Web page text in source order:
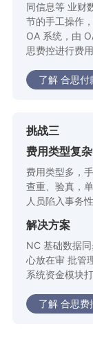
同信息等 业财
节的手工操作
OA 系统，由
思费控进行费用
了解 合思付
挑战三
费用类型复
费用类型多，
查重、验真，
人员陷入事务
解决方案
NC 基础数据
心放在审 批管
系统资金模块
了解 合思费